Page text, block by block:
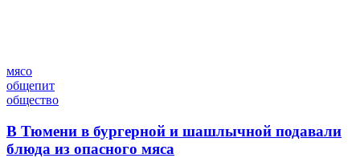
мясо
общепит
общество
В Тюмени в бургерной и шашлычной подавали
блюда из опасного мяса